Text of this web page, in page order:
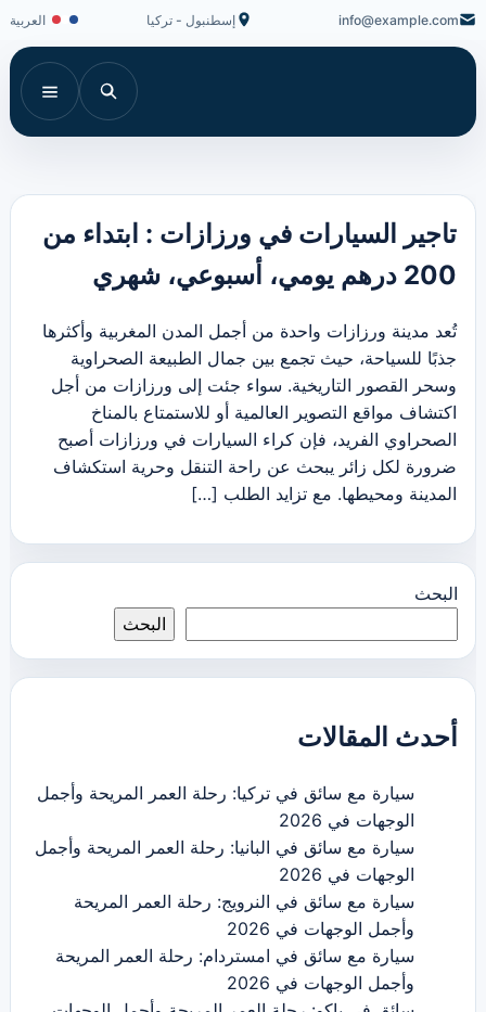
info@example.com إسطنبول - تركيا العربية
تاجير السيارات في ورزازات : ابتداء من
200 درهم يومي، أسبوعي، شهري
تُعد مدينة ورزازات واحدة من أجمل المدن المغربية وأكثرها
جذبًا للسياحة، حيث تجمع بين جمال الطبيعة الصحراوية
وسحر القصور التاريخية. سواء جئت إلى ورزازات من أجل
اكتشاف مواقع التصوير العالمية أو للاستمتاع بالمناخ
الصحراوي الفريد، فإن كراء السيارات في ورزازات أصبح
ضرورة لكل زائر يبحث عن راحة التنقل وحرية استكشاف
المدينة ومحيطها. مع تزايد الطلب […]
البحث
البحث
أحدث المقالات
سيارة مع سائق في تركيا: رحلة العمر المريحة وأجمل
الوجهات في 2026
سيارة مع سائق في البانيا: رحلة العمر المريحة وأجمل
الوجهات في 2026
سيارة مع سائق في النرويج: رحلة العمر المريحة
وأجمل الوجهات في 2026
سيارة مع سائق في امستردام: رحلة العمر المريحة
وأجمل الوجهات في 2026